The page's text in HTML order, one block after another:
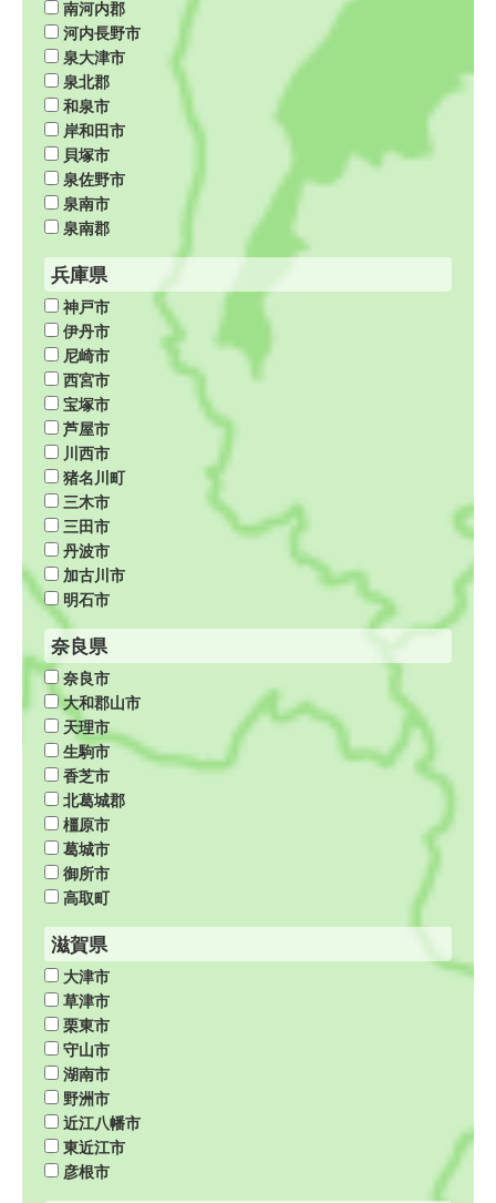
南河内郡
河内長野市
泉大津市
泉北郡
和泉市
岸和田市
貝塚市
泉佐野市
泉南市
泉南郡
兵庫県
神戸市
伊丹市
尼崎市
西宮市
宝塚市
芦屋市
川西市
猪名川町
三木市
三田市
丹波市
加古川市
明石市
奈良県
奈良市
大和郡山市
天理市
生駒市
香芝市
北葛城郡
橿原市
葛城市
御所市
高取町
滋賀県
大津市
草津市
栗東市
守山市
湖南市
野洲市
近江八幡市
東近江市
彦根市